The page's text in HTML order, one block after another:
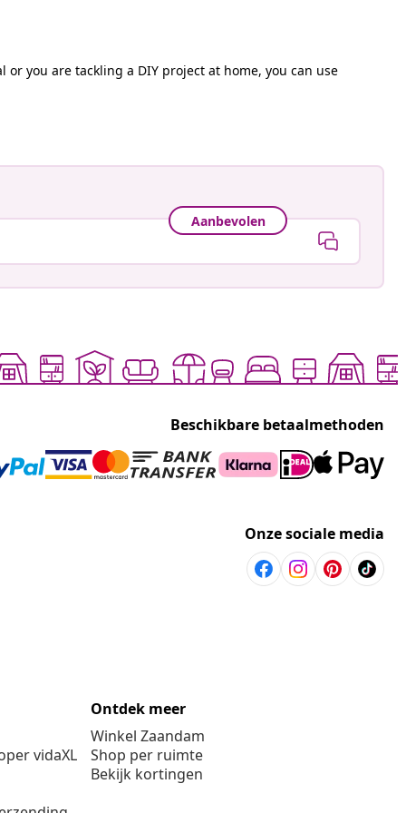
you are tackling a DIY project at home, you can use
Aanbevolen
Beschikbare betaalmethoden
Onze sociale media
vidaXL
Ontdek meer
Winkel Zaandam
Shop per ruimte
Bekijk kortingen